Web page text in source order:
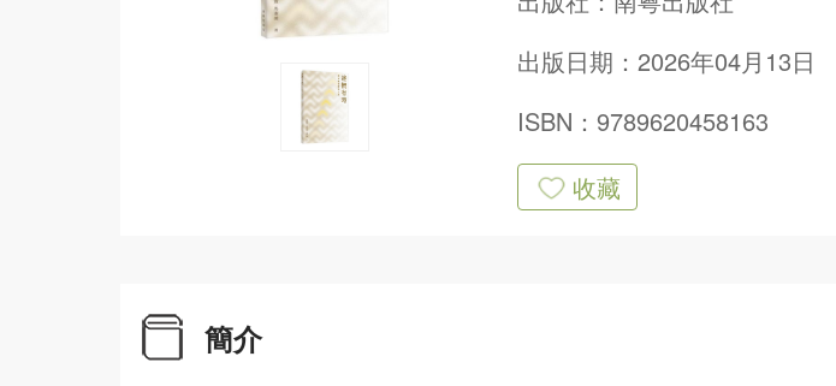
出版日期：2026年04月13日
ISBN：9789620458163
收藏
簡介